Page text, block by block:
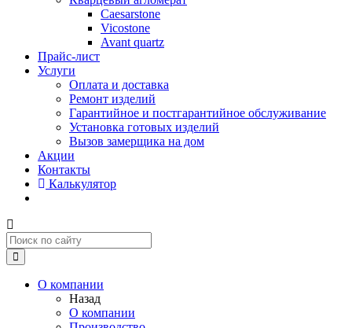
Caesarstone
Vicostone
Avant quartz
Прайс-лист
Услуги
Оплата и доставка
Ремонт изделий
Гарантийное и постгарантийное обслуживание
Установка готовых изделий
Вызов замерщика на дом
Акции
Контакты
Калькулятор
О компании
Назад
О компании